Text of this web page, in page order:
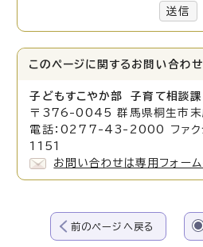
送信
このページに関する お問い合わせ
子どもすこやか部 子育て相談課
〒376-0045 群馬県桐生市末
電話：0277-43-2000 ファク
1151
お問い合わせは専用フォーム
前のページへ戻る